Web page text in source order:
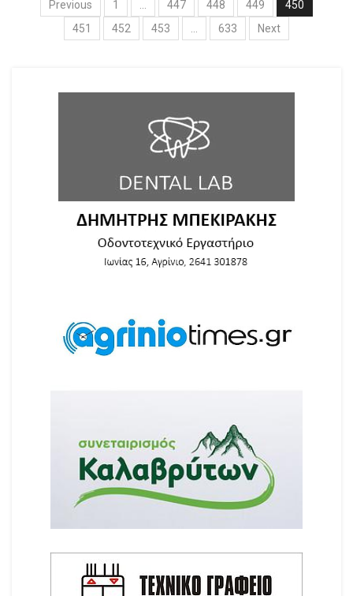
Previous 1 447 448 449
450
451
452 453 633 Next